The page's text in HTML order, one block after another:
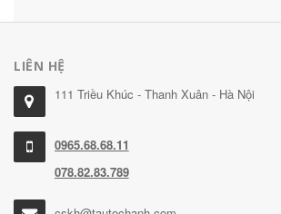
LIÊN HỆ
111 Triều Khúc - Thanh Xuân - Hà Nội
0965.68.68.11
078.82.83.789